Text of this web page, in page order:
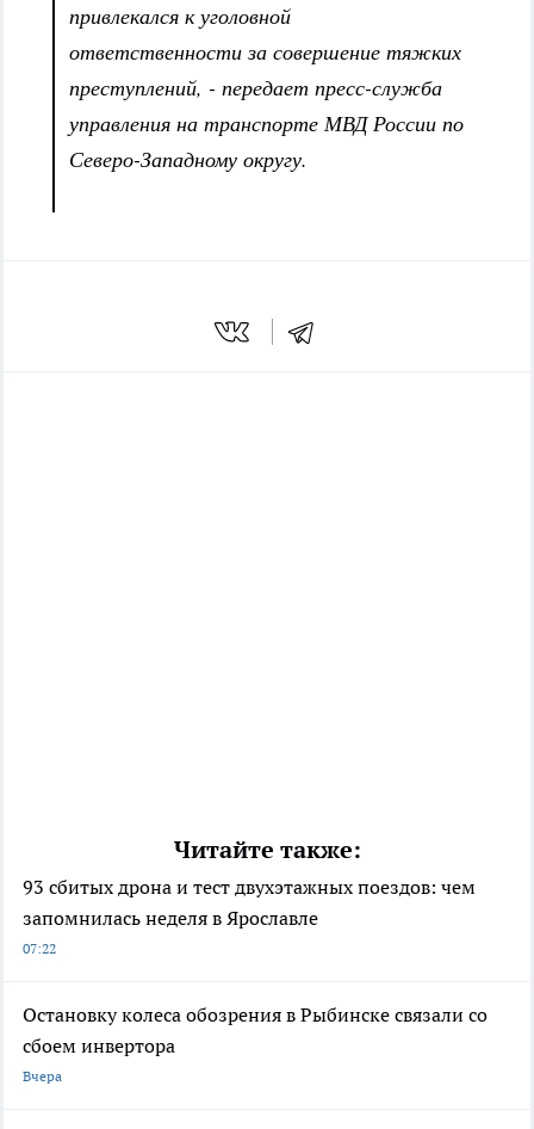
привлекался к уголовной
ответственности за совершение тяжких
преступлений, - передает пресс-служба
управления на транспорте МВД России по
Северо-Западному округу.
Читайте также:
93 сбитых дрона и тест двухэтажных поездов: чем
запомнилась неделя в Ярославле
07:22
Остановку колеса обозрения в Рыбинске связали со
сбоем инвертора
Вчера